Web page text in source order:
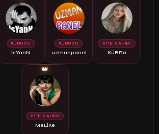
KURUCU
İsYanN
KURUCU
uzmanpanel
SİTE SAHİBİ
KüBRa
👑
SİTE SAHİBİ
MeLiKe